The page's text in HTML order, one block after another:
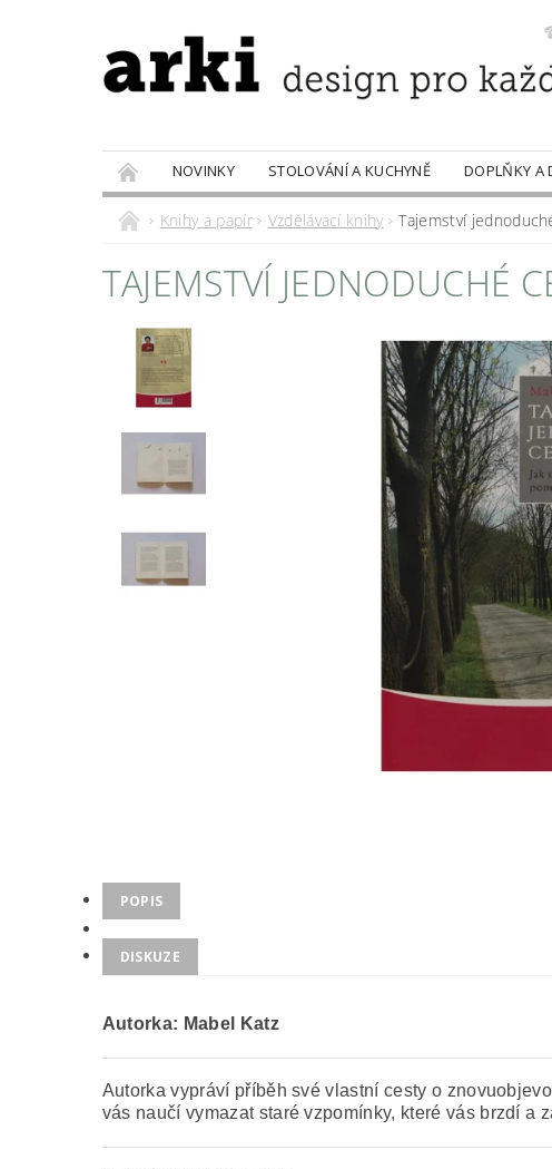
NOVINKY STOLOVÁNÍ A KUCHYNĚ DOPLŇKY A
PRODÁVANÉ ZNAČKY
DOBROTY
Knihy a papír Vzdělávací knihy Tajemství
TAJEMSTVÍ JEDNODUCHÉ
POPIS
DISKUZE
Autorka: Mabel Katz
Autorka vypráví příběh své vlastní cesty o
vás naučí vymazat staré vzpomínky, které vás brzdí a